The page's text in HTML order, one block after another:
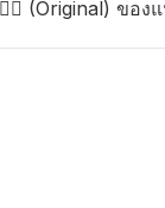
(Original) ของ